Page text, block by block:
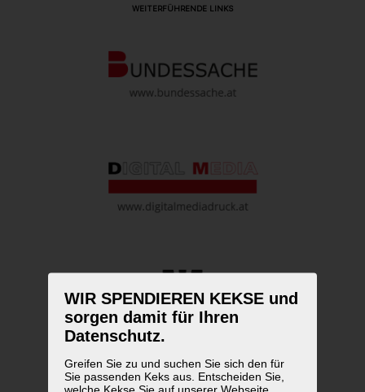
WIR SPENDIEREN KEKSE und
sorgen damit für Ihren
Datenschutz.
Greifen Sie zu und suchen Sie sich den für
Sie passenden Keks aus. Entscheiden Sie,
welche Kekse Sie auf unserer Webseite
WEITERFÜHRENDE LINKS